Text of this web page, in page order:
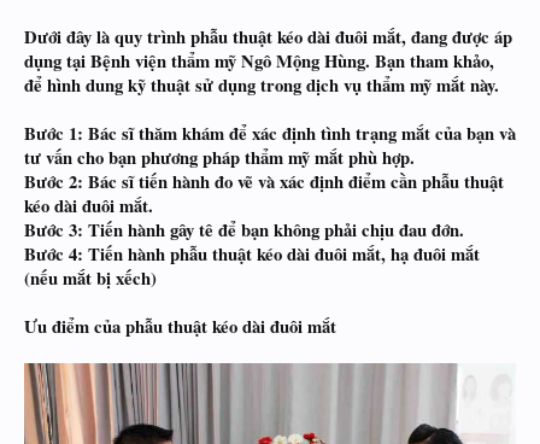
Dưới đây là quy trình phẫu thuật kéo dài đuôi mắt, đang được áp
dụng tại Bệnh viện thẩm mỹ Ngô Mộng Hùng. Bạn tham khảo,
để hình dung kỹ thuật sử dụng trong dịch vụ thẩm mỹ mắt này.
Bước 1: Bác sĩ thăm khám để xác định tình trạng mắt của bạn và
tư vấn cho bạn phương pháp thẩm mỹ mắt phù hợp.
Bước 2: Bác sĩ tiến hành đo vẽ và xác định điểm cần phẫu thuật
kéo dài đuôi mắt.
Bước 3: Tiến hành gây tê để bạn không phải chịu đau đớn.
Bước 4: Tiến hành phẫu thuật kéo dài đuôi mắt, hạ đuôi mắt
(nếu mắt bị xếch)
Ưu điểm của phẫu thuật kéo dài đuôi mắt